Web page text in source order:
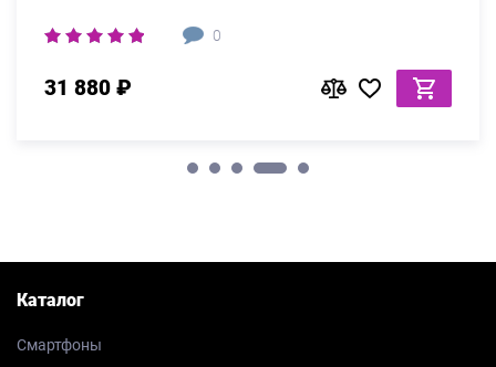
0
31 880 ₽
Каталог
Смартфоны